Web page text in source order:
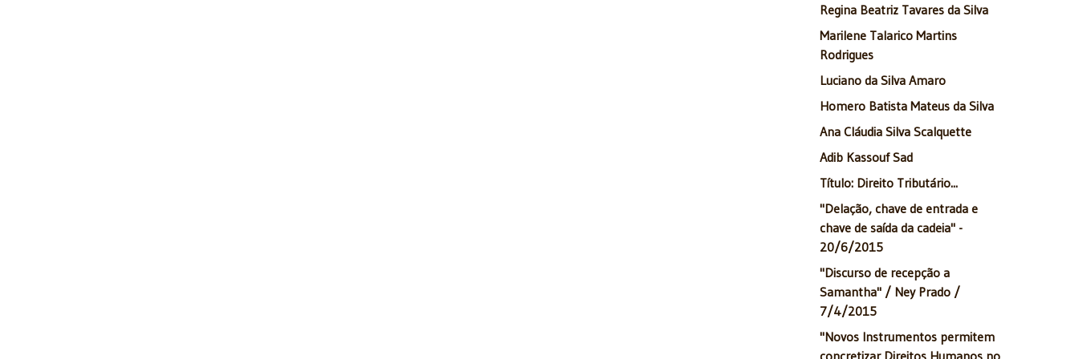
Regina Beatriz Tavares da Silva
Marilene Talarico Martins
Rodrigues
Luciano da Silva Amaro
Homero Batista Mateus da Silva
Ana Cláudia Silva Scalquette
Adib Kassouf Sad
Título: Direito Tributário...
"Delação, chave de entrada e
chave de saída da cadeia" -
20/6/2015
"Discurso de recepção a
Samantha" / Ney Prado /
7/4/2015
"Novos Instrumentos permitem